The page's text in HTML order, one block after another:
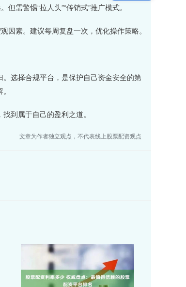
需警惕“拉人头”“传销式”推广模式。
因素。建议每周复盘一次，优化操作策略。
选择合规平台，是保护自己资金安全的第
到属于自己的盈利之道。
文章为作者独立观点，不代表线上股票配资观点